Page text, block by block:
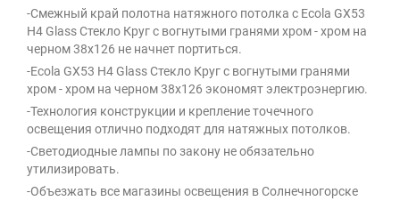
-Смежный край полотна натяжного потолка с Ecola GX53
H4 Glass Стекло Круг с вогнутыми гранями хром - хром на
черном 38x126 не начнет портиться.
-Ecola GX53 H4 Glass Стекло Круг с вогнутыми гранями
хром - хром на черном 38x126 экономят электроэнергию.
-Технология конструкции и крепление точечного
освещения отлично подходят для натяжных потолков.
-Светодиодные лампы по закону не обязательно
утилизировать.
-Объезжать все магазины освещения в Солнечногорске